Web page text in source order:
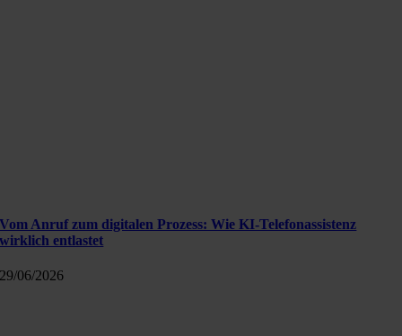
Vom Anruf zum digitalen Prozess: Wie KI-Telefonassistenz
wirklich entlastet
29/06/2026